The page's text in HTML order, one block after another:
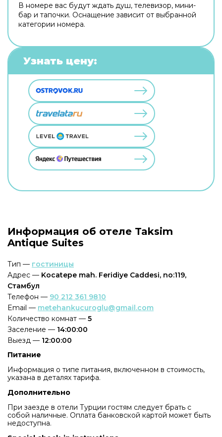
В номере вас будут ждать душ, телевизор, мини-
бар и тапочки. Оснащение зависит от выбранной
категории номера.
Узнать цену:
Информация об отеле Taksim
Antique Suites
Тип — гостиницы
Адрес — Kocatepe mah. Feridiye Caddesi, no:119,
Стамбул
Телефон — 90 212 361 9810
Email — metehankucuroglu@gmail.com
Количество комнат — 5
Заселение — 14:00:00
Выезд — 12:00:00
Питание
Информация о типе питания, включенном в стоимость,
указана в деталях тарифа.
Дополнительно
При заезде в отели Турции гостям следует брать с
собой наличные. Оплата банковской картой может быть
недоступна.